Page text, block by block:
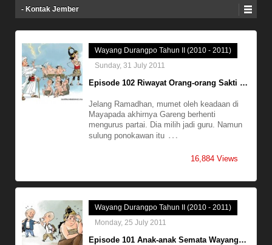
- Kontak Jember
Wayang Durangpo Tahun II (2010 - 2011)
Sunday, 31 July 2011
Episode 102 Riwayat Orang-orang Sakti …
Jelang Ramadhan, mumet oleh keadaan di
Mayapada akhirnya Gareng berhenti
mengurus partai. Dia milih jadi guru. Namun
sulung ponokawan itu …
16,884 Views
Wayang Durangpo Tahun II (2010 - 2011)
Monday, 25 July 2011
Episode 101 Anak-anak Semata Wayang…